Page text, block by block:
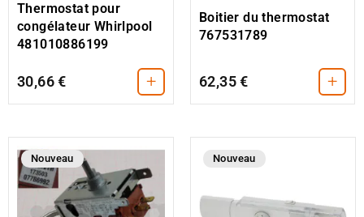
Thermostat pour
congélateur Whirlpool
481010886199
30,66 € +
Boitier du thermostat
767531789
62,35 € +
Nouveau Nouveau